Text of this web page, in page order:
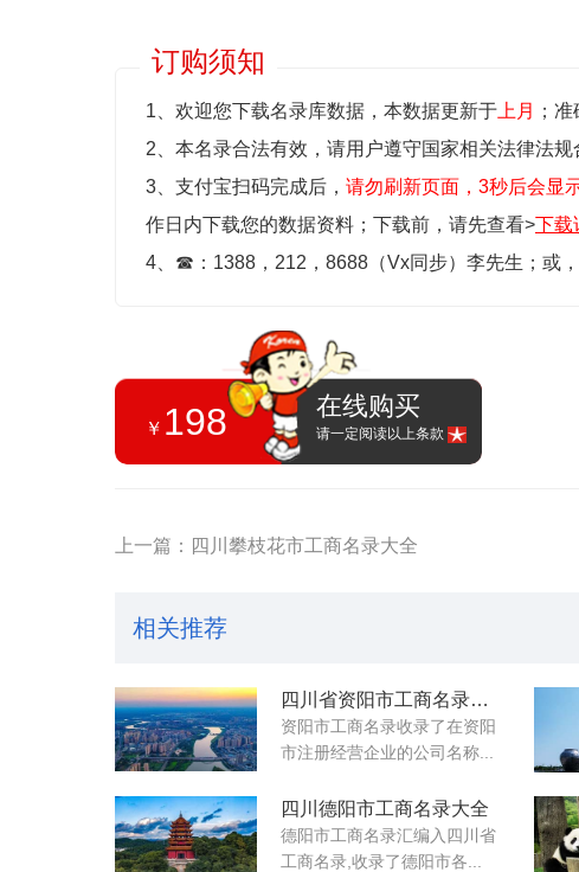
订购须知
1、欢迎您下载名录库数据，本数据更新于 上月
；
2、本名录合法有效，请用户遵守国家相关法律法规
3、支付宝扫码完成后， 请勿刷新页面，3秒后会显
作日内下载您的数据资料； 下载前，请先查看>下载
4、 ☎ ：1388，212，8688（Vx同步）李先生；或，
￥ 198 在线购买
请一定阅读以上条款
上一篇：四川攀枝花市工商名录大全
相关推荐
四川省资阳市工商名录大全
资阳市工商名录收录了在资阳
市注册经营企业的公司名称...
四川德阳市工商名录大全
德阳市工商名录汇编入四川省
工商名录,收录了德阳市各...